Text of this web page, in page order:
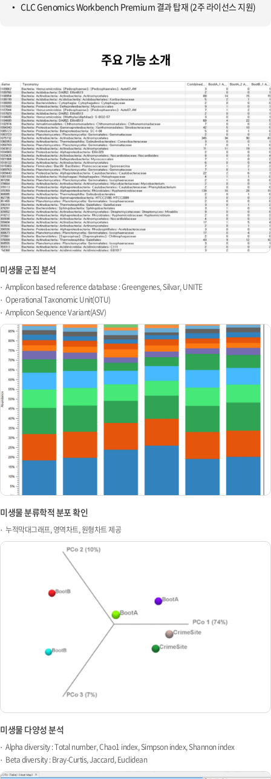
CLC Genomics Workbench Premium 결과 탑재 (2주 라이선스 지원)
주요 기능 소개
미생물 군집 분석
Amplicon based reference database : Greengenes, Silvar, UNITE
Operational Taxonomic Unit(OTU)
Amplicon Sequence Variant(ASV)
미생물 분류학적 분포 확인
누적막대그래프, 영역차트, 원형차트 제공
미생물 다양성 분석
Alpha diversity : Total number, Chao1 index, Simpson index, Shannon index
Beta diversity : Bray-Curtis, Jaccard, Euclidean